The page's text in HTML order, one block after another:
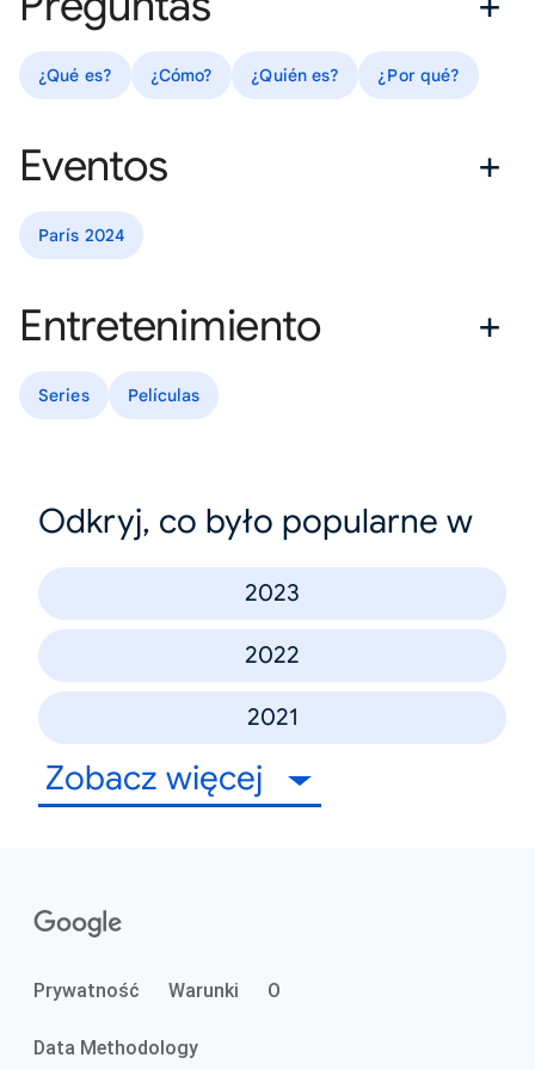
¿Qué es? ¿Cómo? ¿Quién es? ¿Por qué?
Eventos
París 2024
Entretenimiento
Series Películas
Odkryj, co było popularne w
2023
2022
2021
Zobacz więcej
Prywatność Warunki O
Data Methodology